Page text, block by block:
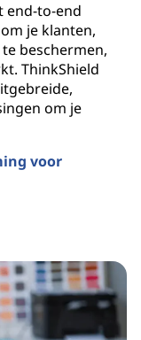
end-to-end
je klanten,
beschermen,
ThinkShield
om je
voor